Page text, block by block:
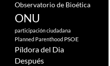
Observatorio de Bioética
ONU
participación ciudadana
Planned Parenthood PSOE
Píldora del Dia
Después